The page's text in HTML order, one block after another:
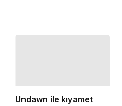
Undawn ile kıyamet